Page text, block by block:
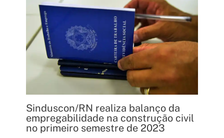
Sinduscon/RN realiza balanço da
empregabilidade na construção civil
no primeiro semestre de 2023